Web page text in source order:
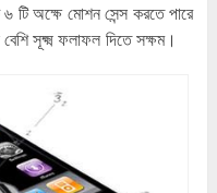
টি অক্ষে মোশন সেন্স করতে পারে
বেশি সূক্ষ্ম ফলাফল দিতে সক্ষম।